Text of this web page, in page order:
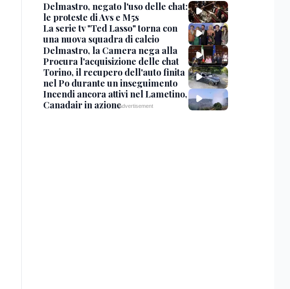
Delmastro, negato l'uso delle chat:
le proteste di Avs e M5s
La serie tv "Ted Lasso" torna con
una nuova squadra di calcio
Delmastro, la Camera nega alla
Procura l'acquisizione delle chat
Torino, il recupero dell'auto finita
nel Po durante un inseguimento
Incendi ancora attivi nel Lametino,
Canadair in azione